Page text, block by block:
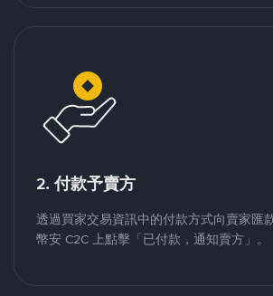
2. 付款予賣方
透過買家交易資訊中的付款方式向賣家匯
幣安 C2C 上點擊「已付款，通知賣方」。